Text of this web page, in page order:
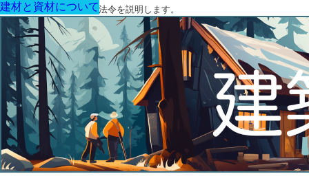
建築に関する用語と関連法令を説明します。
建材と資材について
建材と資材について
建材と資材について
建材と資材について
建材と資材について
建材と資材について
建材と資材について